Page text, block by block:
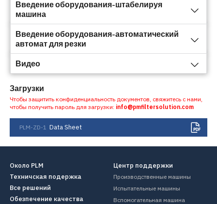
Введение оборудования-штабелируя
машина
Введение оборудования-автоматический
автомат для резки
Видео
Загрузки
Чтобы защитить конфиденциальность документов, свяжитесь с нами,
чтобы получить пароль для загрузки: info@pmfiltersolution.com
PLM-ZD-1 Data Sheet
Центр поддержки
Производственные машины
Испытательные машины
Вспомогательная машина
Около PLM
Техничская подержка
Все решений
Обезпечение качества